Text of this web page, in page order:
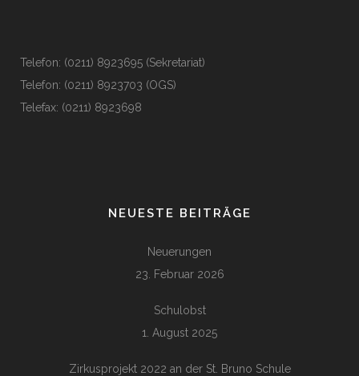
Telefon: (0211) 8923695 (Sekretariat)
Telefon: (0211) 8923703 (OGS)
Telefax: (0211) 8923698
NEUESTE BEITRÄGE
Neuerungen
23. Februar 2026
Schulobst
1. August 2025
Zirkusprojekt 2022 an der St. Bruno Schule